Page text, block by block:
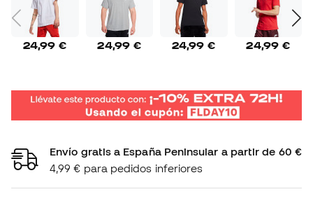
24,99 € 24,99 € 24,99 € 24,99 €
Envío gratis a España Peninsular a partir de 60 €
4,99 € para pedidos inferiores